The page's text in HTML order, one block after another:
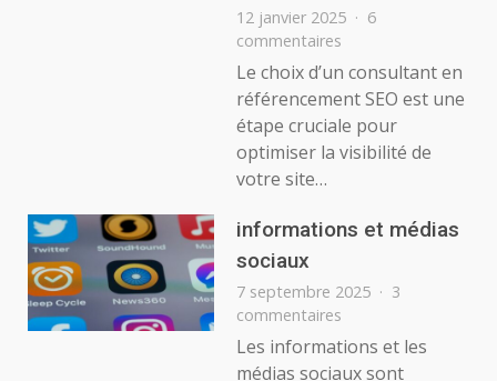
12 janvier 2025
6
commentaires
Comment
choisir
le
bon
consultant
SEO
site
Le choix d’un consultant en
référencement SEO est une
étape cruciale pour
optimiser la visibilité de
votre site…
informations et médias
sociaux
7 septembre 2025
3
commentaires
informations
et
Les informations et les
médias sociaux sont